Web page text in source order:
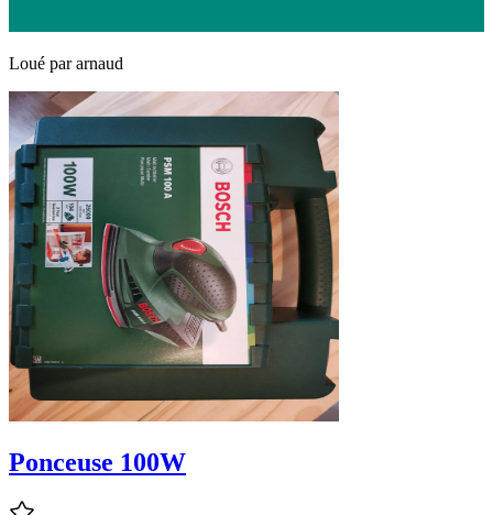
Loué pararnaud
Ponceuse 100W